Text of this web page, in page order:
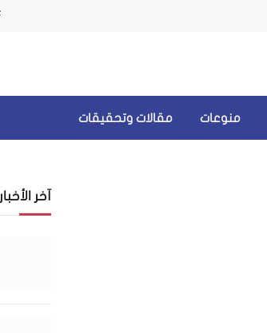
منوعات مقالات وتحقيقات
آخر الأخبار